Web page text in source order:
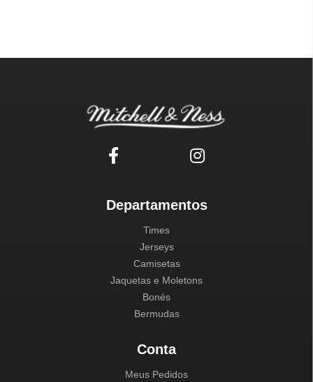
Departamentos
Times
Jerseys
Camisetas
Jaquetas e Moletons
Bonés
Bermudas
Conta
Meus Pedidos